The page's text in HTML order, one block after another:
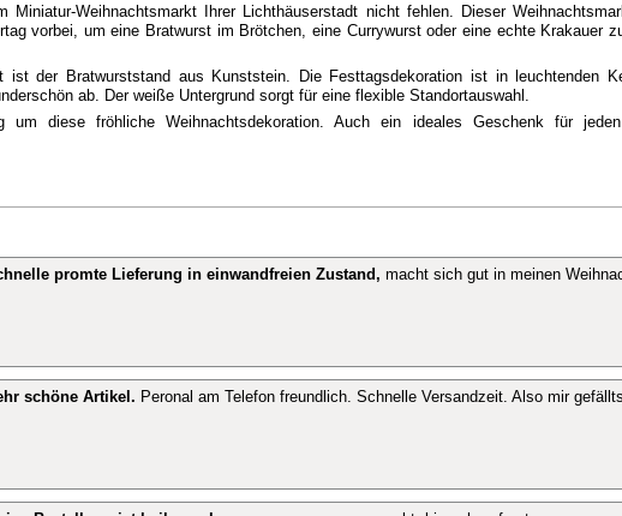
Miniatur-Weihnachtsmarkt Ihrer Lichthäuserstadt nicht fehlen. Dieser
vorbei, um eine Bratwurst im Brötchen, eine Currywurst oder eine echte Krakauer
ist der Bratwurststand aus Kunststein. Die Festtagsdekoration ist in leuchtenden
ab. Der weiße Untergrund sorgt für eine flexible Standortauswahl.
um diese fröhliche Weihnachtsdekoration. Auch ein ideales Geschenk für
promte Lieferung in einwandfreien Zustand, macht sich gut in meinen
schöne Artikel. Peronal am Telefon freundlich. Schnelle Versandzeit. Also mir gefällts.